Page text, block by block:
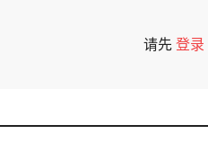
请先登录